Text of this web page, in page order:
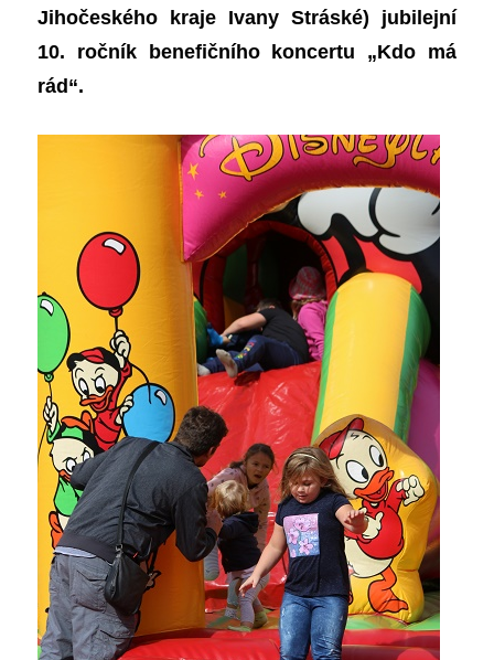
Jihočeského kraje Ivany Stráské) jubilejní
10. ročník benefičního koncertu „Kdo má
rád“.